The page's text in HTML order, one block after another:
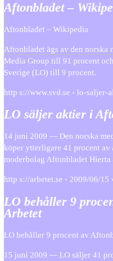
Aftonbladet –
Aftonbladet – Wikipedia
Aftonbladet ägs av den norska
Media Group till 91 procent
Sverige (LO) till 9 procent.
http s://www.svd.se › lo-
LO säljer aktier i
14 juni 2009 — Den norska
köper ytterligare 41 procent
moderbolag Aftonbladet Hierta
http s://arbetet.se › 2009/06/
LO behåller 9
Arbetet
LO behåller 9 procent av
15 juni 2009 — LO säljer 41